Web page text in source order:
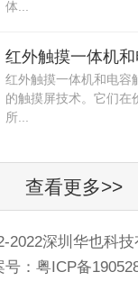
体...
红外触摸一体机和电容
的触摸屏技术。它们在
所...
查看更多>>
2022深圳华也科
号：粤ICP备